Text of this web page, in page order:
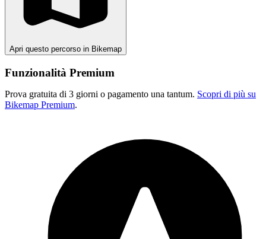
Apri questo percorso in Bikemap
Funzionalità Premium
Prova gratuita di 3 giorni o pagamento una tantum. Scopri di più su
Bikemap Premium.